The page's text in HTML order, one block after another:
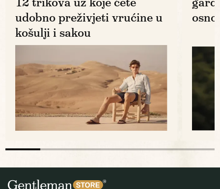
udobno preživjeti vrućine u
košulji i sakou